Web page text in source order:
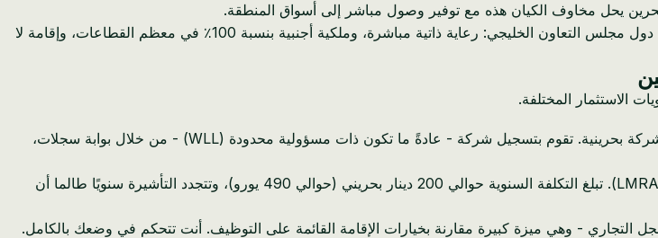
يحل مخاوف الكيان هذه مع توفير وصول مباشر إلى أسواق المنطقة.
يقدم برنامج التأشيرة الاستثمارية في البحرين للمواطنين القبرصيين شيئًا نادرًا بشكل متزايد في دول مجلس التعاون الخليجي: رعاية ذاتية مباشرة، وملكية أجنبية بنسبة 100٪ في معظم القطاعات، وإقامة لا
الاستثمار المختلفة.
هذه التأشيرة، وهي المسار الأكثر شيوعًا لرواد الأعمال النشطين، تربط إقامتك مباشرة بملكية شركة بحرينية. تقوم بتسجيل شركة - عادةً ما تكون ذات مسؤولية محدودة (WLL) - من خلال بوابة سجلات،
يتم إصدار هذه التأشيرة من خلال البوابة الإلكترونية للمغتربين التابعة لهيئة تنظيم سوق العمل (LMRA). تبلغ التكلفة السنوية حوالي 200 دينار بحريني (حوالي 490 يورو)، وتتجدد التأشيرة سنويًا طالما أن
التجاري - وهي ميزة كبيرة مقارنة بخيارات الإقامة القائمة على التوظيف. أنت تتحكم في وضعك بالكامل.